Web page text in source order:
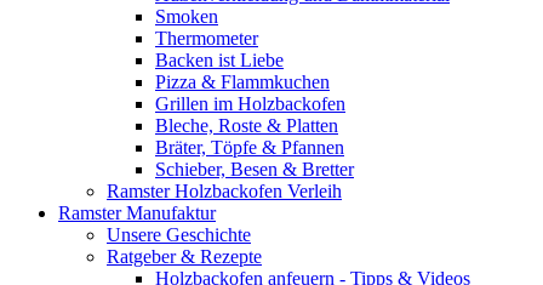
Smoken
Thermometer
Backen ist Liebe
Pizza & Flammkuchen
Grillen im Holzbackofen
Bleche, Roste & Platten
Bräter, Töpfe & Pfannen
Schieber, Besen & Bretter
Ramster Holzbackofen Verleih
Ramster Manufaktur
Unsere Geschichte
Ratgeber & Rezepte
Holzbackofen anfeuern - Tipps & Videos